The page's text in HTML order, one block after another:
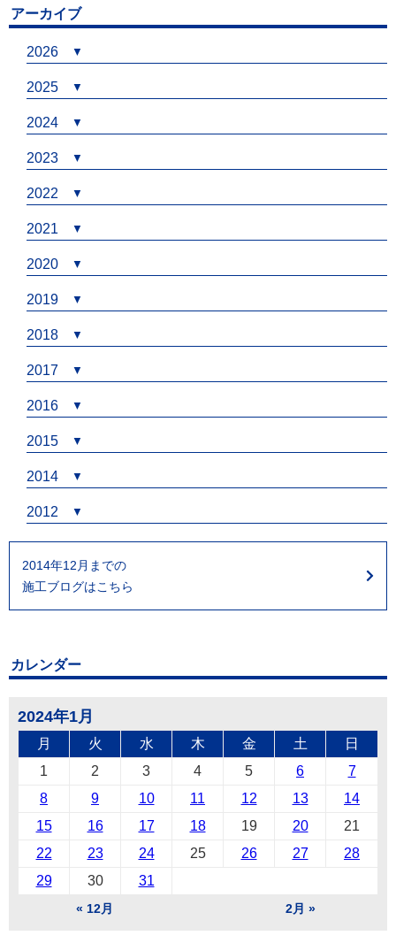
アーカイブ
2026
2025
2024
2023
2022
2021
2020
2019
2018
2017
2016
2015
2014
2012
2014年12月までの
施工ブログはこちら
カレンダー
2024年1月
月 火 水 木 金 土 日
« 12月 2月 »
1 2 3 4 5 6
7
8
9 10 11 12 13
14
15
16 17 18 19 20
21
22
23 24 25 26 27
28
29
30 31